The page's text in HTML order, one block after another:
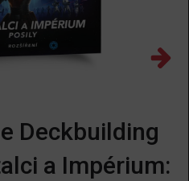
Deckbuilding
a Impérium: